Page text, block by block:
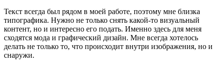
Текст всегда был рядом в моей работе, поэтому мне близка
типографика. Нужно не только снять какой-то визуальный
контент, но и интересно его подать. Именно здесь для меня
сходятся мода и графический дизайн. Мне всегда хотелось
делать не только то, что происходит внутри изображения, но и
снаружи.